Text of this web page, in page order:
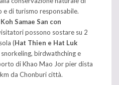
e di turismo responsabile.
Samae San con
possono sostare su 2
(Hat Thien e Hat Luk
birdwathching e
di Khao Mao Jor pier dista
da Chonburi città.